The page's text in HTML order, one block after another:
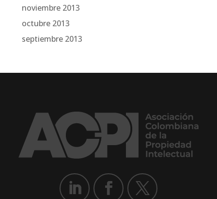
noviembre 2013
octubre 2013
septiembre 2013